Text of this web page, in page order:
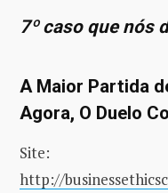
7º caso que nós
A Maior Partida
Agora, O Duelo
Site:
http://